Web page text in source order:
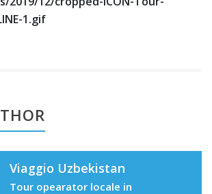
1.gif
Viaggio Uzbekistan
Tour opearator locale in